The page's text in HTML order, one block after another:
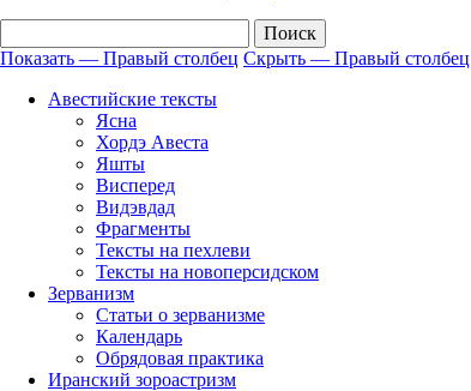
Правый
столбец
Показать — Правый столбец Скрыть — Правый столбец
Авестийские тексты
Ясна
Хордэ Авеста
Яшты
Висперед
Видэвдад
Фрагменты
Тексты на пехлеви
Тексты на новоперсидском
Зерванизм
Статьи о зерванизме
Календарь
Обрядовая практика
Иранский зороастризм